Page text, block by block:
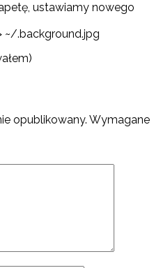
ustawiamy nowego
~/.background.jpg
opublikowany. Wymagane